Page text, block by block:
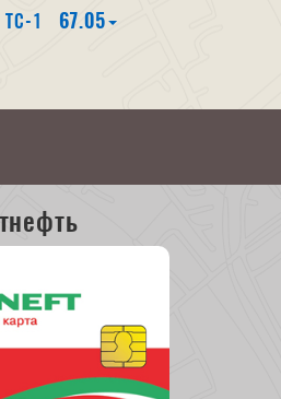
ТС-1 67.05